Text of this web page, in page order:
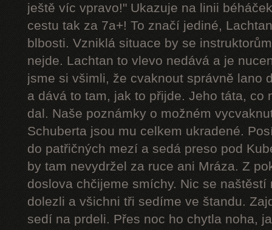
ještě víc vpravo!" Ukazuje na linii
cestu tak za 7a+! To značí jediné,
blbosti. Vzniklá situace by se
nejde. Lachtan to vlevo nedává a je
jsme si všimli, že cvaknout správně lano
a dává to tam, jak to přijde. Jeho táta, co
dal. Naše poznámky o možném
Schuberta jsou mu celkem ukradené.
do patřičných mezí a sedá preso pod
by tam nevydržel za ruce ani Mráza. Z
doslova chčijeme smíchy. Nic se naštěstí
dolezli a všichni tři sedíme ve štandu.
sedí na prdeli. Přes noc ho chytla noha,